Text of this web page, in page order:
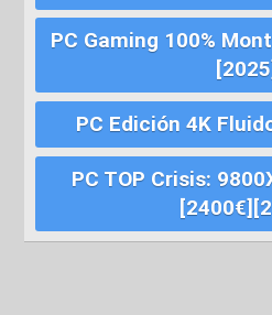
PC Gaming 100%
[2025]
PC Edición 4K
PC TOP Crisis: